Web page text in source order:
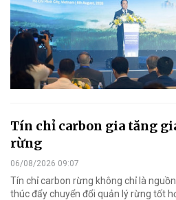
Tín chỉ carbon gia tăng
rừng
06/08/2026 09:07
Tín chỉ carbon rừng không chỉ là
thúc đẩy chuyển đổi quản lý rừng tốt